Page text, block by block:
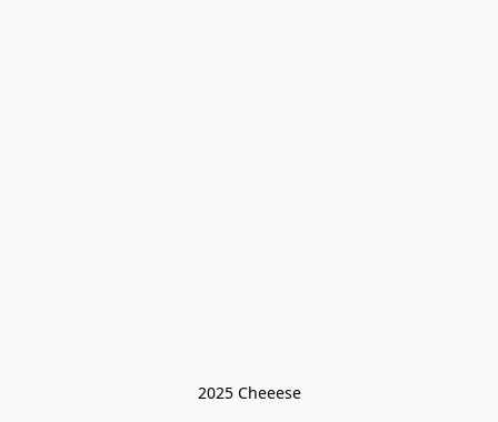
2025 Cheeese